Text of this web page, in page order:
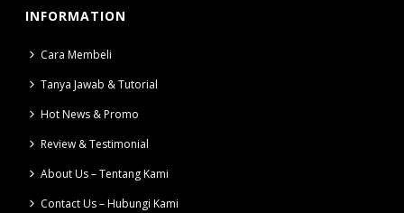
INFORMATION
Cara Membeli
Tanya Jawab & Tutorial
Hot News & Promo
Review & Testimonial
About Us – Tentang Kami
Contact Us – Hubungi Kami